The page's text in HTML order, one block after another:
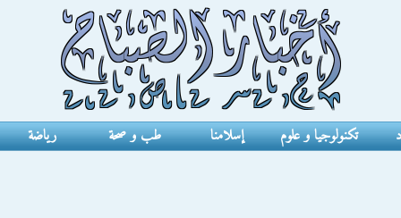
تكنولوجيا و علوم إسلامنا طب و صحة رياضة